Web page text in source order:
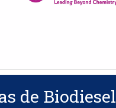
de Biodiesel